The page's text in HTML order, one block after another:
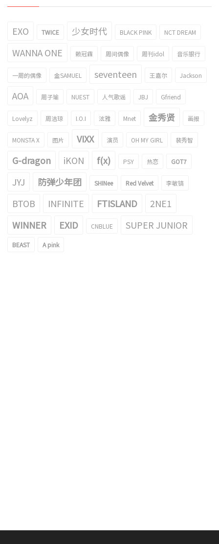
EXO TWICE 少女时代 BLACK PINK NCT DREAM
WANNA ONE 赖冠霖 周间偶像 周刊idol 音乐银行
一周的偶像 金SAMUEL seventeen 王嘉尔 Jackson
AOA 周子瑜 NUEST 人气歌谣 JBJ Gfriend
Lovelyz 周洁琼 I.O.I 泫雅 Mnet 金秀贤 画报
MONSTA X 图片 VIXX 演员 OH MY GIRL 裴秀智
G-dragon iKON f(x) PSY 热恋 GOT7
JYJ 防弹少年团 SHINee Red Velvet 李敏镐
BTOB INFINITE FTISLAND
2NE1
WINNER
EXID CNBLUE SUPER JUNIOR
BEAST A pink